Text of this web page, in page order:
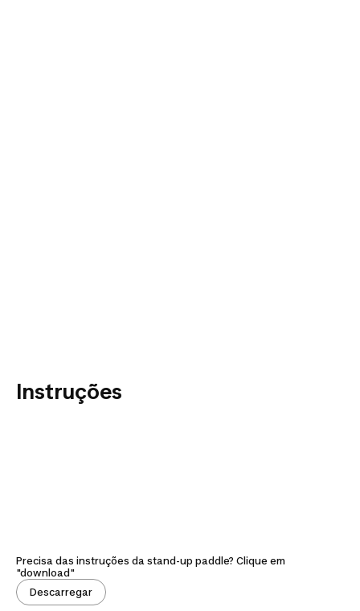
Instruções
Precisa das instruções da stand-up paddle? Clique em
"download"
Descarregar